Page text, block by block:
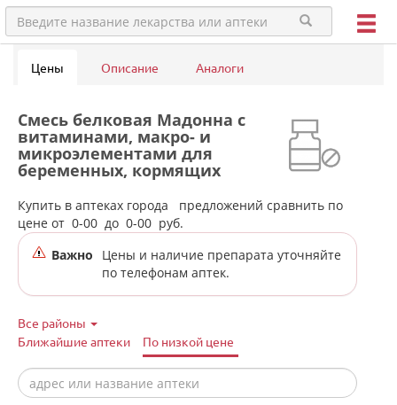
Цены Описание Аналоги
Смесь белковая Мадонна с
витаминами, макро- и
микроэлементами для
беременных, кормящих
матерей (коктейль клубника
200 г) Валетек - Россия в
аптеках города Тюмени
Купить в аптеках города
предложений сравнить по
цене от 0-00 до 0-00 руб.
Важно
Цены и наличие препарата уточняйте
по телефонам аптек.
Все районы
Ближайшие аптеки
По низкой цене